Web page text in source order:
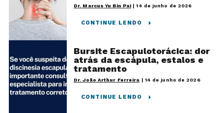
Dr. Marcus Yu Bin Pai |14 de junho de 2026
CONTINUE LENDO
Bursite Escapulotorácica: dor
atrás da escápula, estalos e
tratamento
Dr. João Arthur Ferreira | 14 de junho de 2026
CONTINUE LENDO